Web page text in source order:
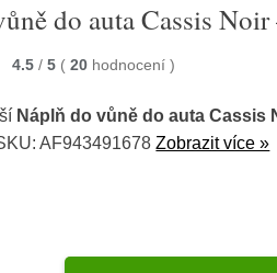
do auta Cassis
4.5 / 5 ( 20 hodnocení)
Náplň do vůně do auta Cassis
AF943491678Zobrazit více »